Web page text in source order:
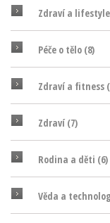
Zdraví a lifestyle
Péče o tělo (8)
Zdraví a fitness
Zdraví (7)
Rodina a děti (6)
Věda a